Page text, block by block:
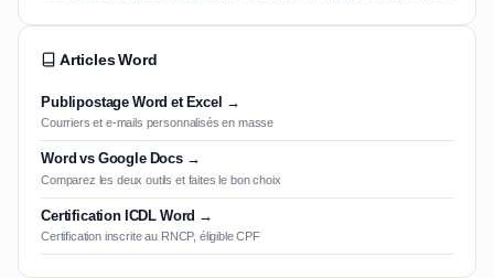
Articles Word
Publipostage Word et Excel →
Courriers et e-mails personnalisés en masse
Word vs Google Docs →
Comparez les deux outils et faites le bon choix
Certification ICDL Word →
Certification inscrite au RNCP, éligible CPF